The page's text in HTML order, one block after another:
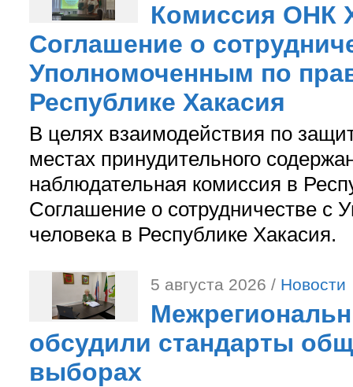
Комиссия ОНК
Соглашение о
Уполномоченным по
Республике Хакасия
В целях взаимодействия по
местах принудительного
наблюдательная комиссия в
Соглашение о сотрудничестве с
человека в Республике Хакасия.
5 августа 2026 / Новости
обсудили стандарты
выборах